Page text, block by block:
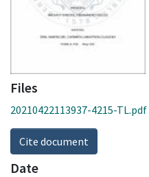
Files
20210422113937-4215-TL.pdf
Cite document
Date